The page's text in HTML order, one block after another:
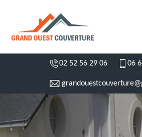
02 52 56 29 06 06